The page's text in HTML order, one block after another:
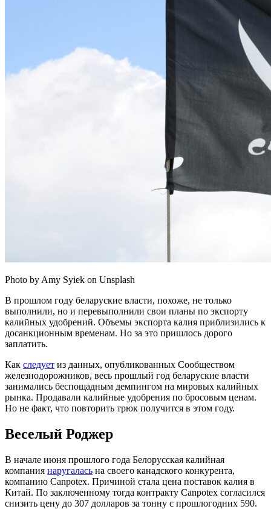
Photo by Amy Syiek on Unsplash
В прошлом году беларуские власти, похоже, не только
выполнили, но и перевыполнили свои планы по экспорту
калийных удобрений. Объемы экспорта калия приблизились к
досанкционным временам. Но за это пришлось дорого
заплатить.
Как следует из данных, опубликованных Сообществом
железнодорожников, весь прошлый год беларуские власти
занимались беспощадным демпингом на мировых калийных
рынка. Продавали калийные удобрения по бросовым ценам.
Но не факт, что повторить трюк получится в этом году.
Веселый Роджер
В начале июня прошлого года Белорусская калийная
компания наругалась на своего канадского конкурента,
компанию Canpotex. Причиной стала цена поставок калия в
Китай. По заключенному тогда контракту Canpotex согласился
снизить цену до 307 долларов за тонну с прошлогодних 590.